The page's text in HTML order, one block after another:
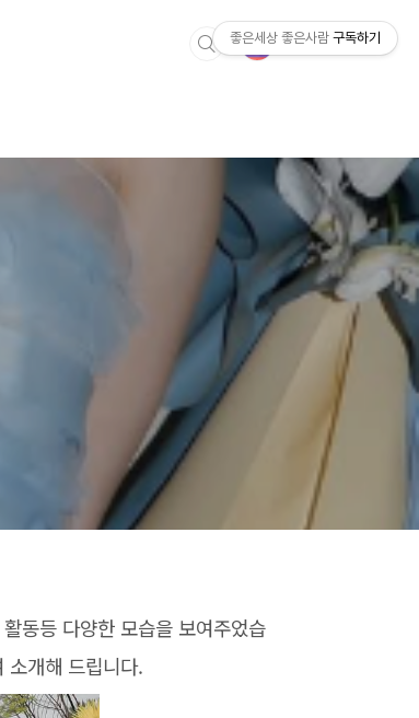
동등 다양한 모습을 보여주었습
소개해 드립니다.
좋은세상 좋은사람 구독하기